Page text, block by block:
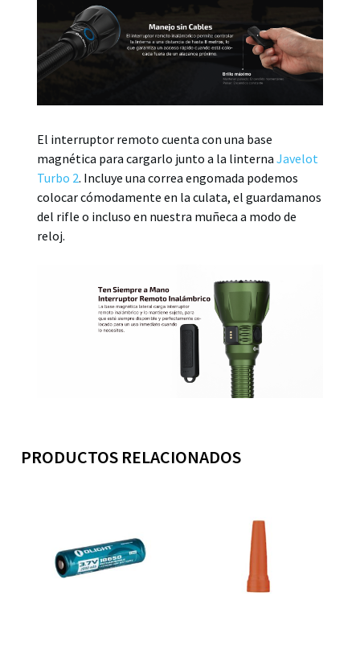
El interruptor remoto cuenta con una base
magnética para cargarlo junto a la linterna Javelot
Turbo 2. Incluye una correa engomada podemos
colocar cómodamente en la culata, el guardamanos
del rifle o incluso en nuestra muñeca a modo de
reloj.
PRODUCTOS RELACIONADOS